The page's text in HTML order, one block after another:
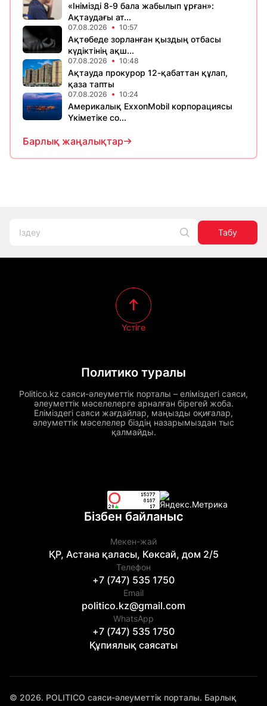
«Інімізді 8-9 бала жабылып ұрған»:
Ақтаудағы ат...
07.08.2026 10:57
Ақтөбеде зорланған қыздың отбасы
күдіктінің ақш...
07.08.2026 10:48
Ақтауда прокурор 12-қабаттан құлап,
қаза тапты
07.08.2026 10:24
Америкалық ExxonMobil корпорациясы
Үкіметіке со...
Барлық жаңалықтар
Табу
Политико туралы
Politico.kz саяси-әлеуметтік порталы – еліміздегі саяси,
әлеуметтік мәселелерге арналған бірегей жоба.
Еліміздегі саяси жағдайлар, маңызды оқиғалар,
әлеуметтік мәселелер біздің назарымыздан тыс
қалмайды.
Үстіге
Бізбен байланыс
Мекен-жай
ҚР, Астана қаласы, Көксай, дом 2/5
Телефон
+7 (747) 535 1750
Email
politico.kz@gmail.com
WhatsApp
+7 (747) 535 1750
Құпиялық саясаты
© 2026. POLITICO саяси-әлеуметтік порталы. Барлық